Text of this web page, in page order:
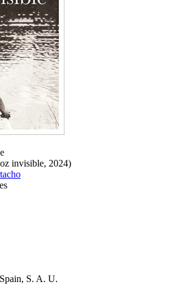
invisible, 2024)
S. A. U.